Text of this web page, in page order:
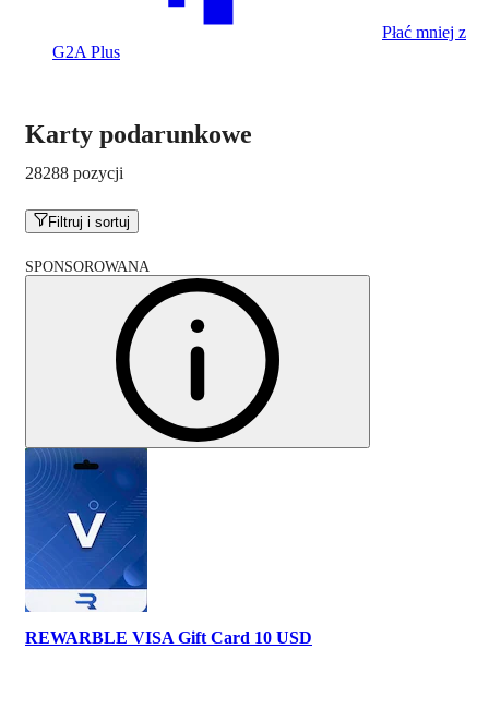
Płać mniej z
G2A Plus
Karty podarunkowe
28288 pozycji
Filtruj i sortuj
SPONSOROWANA
REWARBLE VISA Gift Card 10 USD